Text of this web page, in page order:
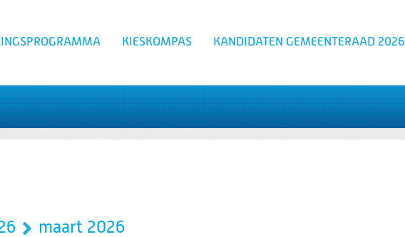
KIESKOMPAS KANDIDATEN GEMEENTERAAD 2026
Zoeken
maart 2026